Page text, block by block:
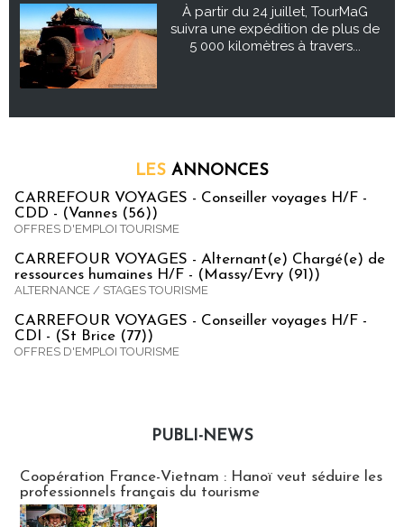
À partir du 24 juillet, TourMaG
suivra une expédition de plus de
5 000 kilomètres à travers...
LES ANNONCES
CARREFOUR VOYAGES - Conseiller voyages H/F -
CDD - (Vannes (56))
OFFRES D'EMPLOI TOURISME
CARREFOUR VOYAGES - Alternant(e) Chargé(e) de
ressources humaines H/F - (Massy/Evry (91))
ALTERNANCE / STAGES TOURISME
CARREFOUR VOYAGES - Conseiller voyages H/F -
CDI - (St Brice (77))
OFFRES D'EMPLOI TOURISME
PUBLI-NEWS
Coopération France-Vietnam : Hanoï veut séduire les
professionnels français du tourisme